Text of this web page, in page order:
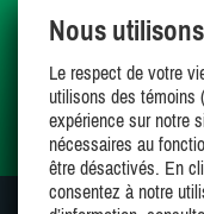
Nous
Le respect de votre
utilisons des témoins
expérience sur notre
nécessaires au
être désactivés. En
consentez à notre